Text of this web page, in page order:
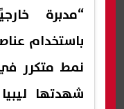
“مدبرة
باستخدام
نمط متكرر
شهدتها